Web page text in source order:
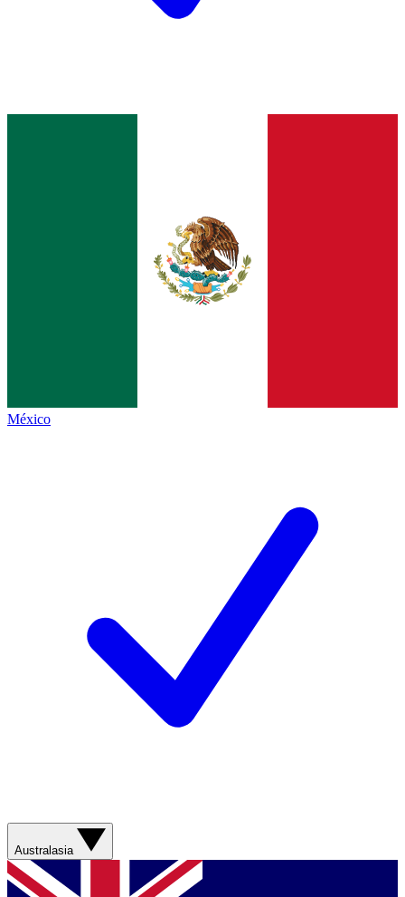
México
Australasia